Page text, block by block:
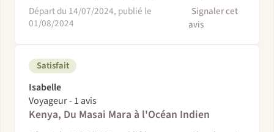
Départ du 14/07/2024, publié le
01/08/2024
Signaler cet
avis
Satisfait
Isabelle
Voyageur - 1 avis
Kenya, Du Masai Mara à l'Océan Indien